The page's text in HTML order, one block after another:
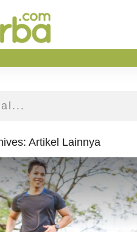
Artikel Lainnya